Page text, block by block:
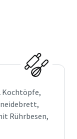
Kochtöpfe,
Rührbesen,